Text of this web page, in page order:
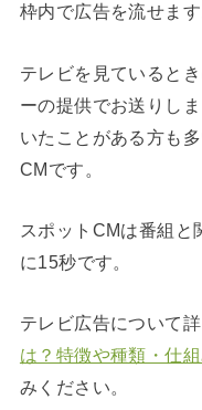
枠内で広告を流せます
テレビを見ていると
ーの提供でお送りし
いたことがある方も
CMです。
スポットCMは番組と
に15秒です。
テレビ広告について
は？特徴や種類・仕
みください。